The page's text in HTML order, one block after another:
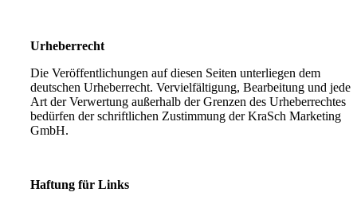
Urheberrecht
Die Veröffentlichungen auf diesen Seiten unterliegen dem
deutschen Urheberrecht. Vervielfältigung, Bearbeitung und jede
Art der Verwertung außerhalb der Grenzen des Urheberrechtes
bedürfen der schriftlichen Zustimmung der KraSch Marketing
GmbH.
Haftung für Links